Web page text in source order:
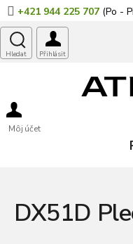
Prejsť
na
obsah
+421 944 225 707
Môj účet
DX51D